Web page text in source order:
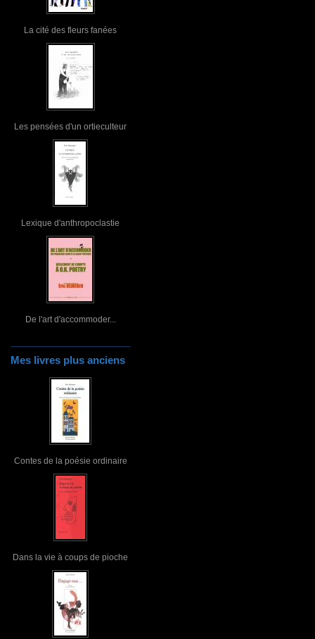
La cité des fleurs fanées
Les pensées d'un ortieculteur
Lexique d'anthropoclastie
De l'art d'accommoder...
Mes livres plus anciens
Contes de la poésie ordinaire
Dans la vie à coups de pioche